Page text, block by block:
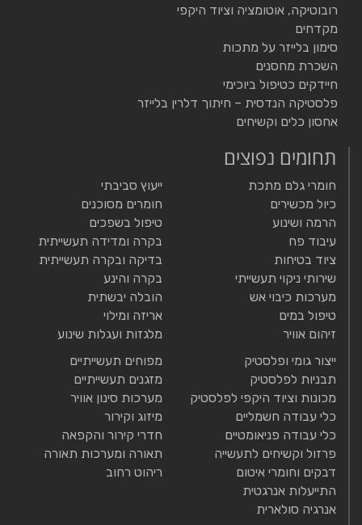
רובוטיקה, אוטומציה וציוד היקפי
מקדחים
סימון בלייזר על מתכות
השכרת מחסנים
חיידקים כטיפול ביוכימי
פלסטיקה הנדסית – חיתוך דלרין בלייזר
אחסון כלים וקשיחים
תחומים נפוצים
חומרי גלם מתכת
כיול מכשירים
הרמה ושינוע
עיבוד פח
ציוד בטיחות
שירותי ניקוי תעשייתי
מערכות כיבוי אש
טיפול במים
זיהום אוויר
ייעוץ סביבתי
חומרים מסוכנים
טיפול בשפכים
בקרה ומדידה תעשייתית
בדיקה ובקרה תעשייתית
בקרה והינע
הובלה יבשתית
אריזה ומילוי
מלגזות ועגלות שינוע
ייצור גומי ופלסטיק
תבניות לפלסטיק
מכונות וציוד היקפי לפלסטיק
כלי עבודה חשמליים
כלי עבודה פניאומטיים
פרזול וקשיחים לתעשייה
דבקים וחומרי איטום
התייעלות אנרגטית
אנרגיה סולארית
מפוחים תעשייתיים
מזגנים תעשייתיים
מערכות סינון אוויר
מיזוג וקירור
חדרי קירור והקפאה
תאורה ומערכות תאורה
ריהוט רחוב